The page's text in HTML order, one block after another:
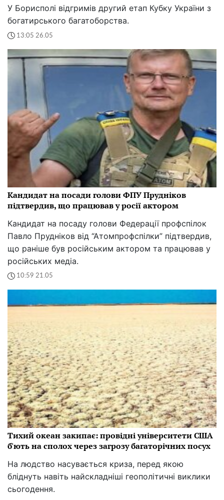
У Борисполі відгримів другий етап Кубку України з
богатирського багатоборства.
13:05 26.05
Кандидат на посади голови ФПУ Прудніков
підтвердив, що працював у росії актором
Кандидат на посаду голови Федерації профспілок
Павло Прудніков від “Атомпрофспілки” підтвердив,
що раніше був російським актором та працював у
російських медіа.
10:59 21.05
Тихий океан закипає: провідні університети США
б'ють на сполох через загрозу багаторічних посух
На людство насувається криза, перед якою
бліднуть навіть найскладніші геополітичні виклики
сьогодення.